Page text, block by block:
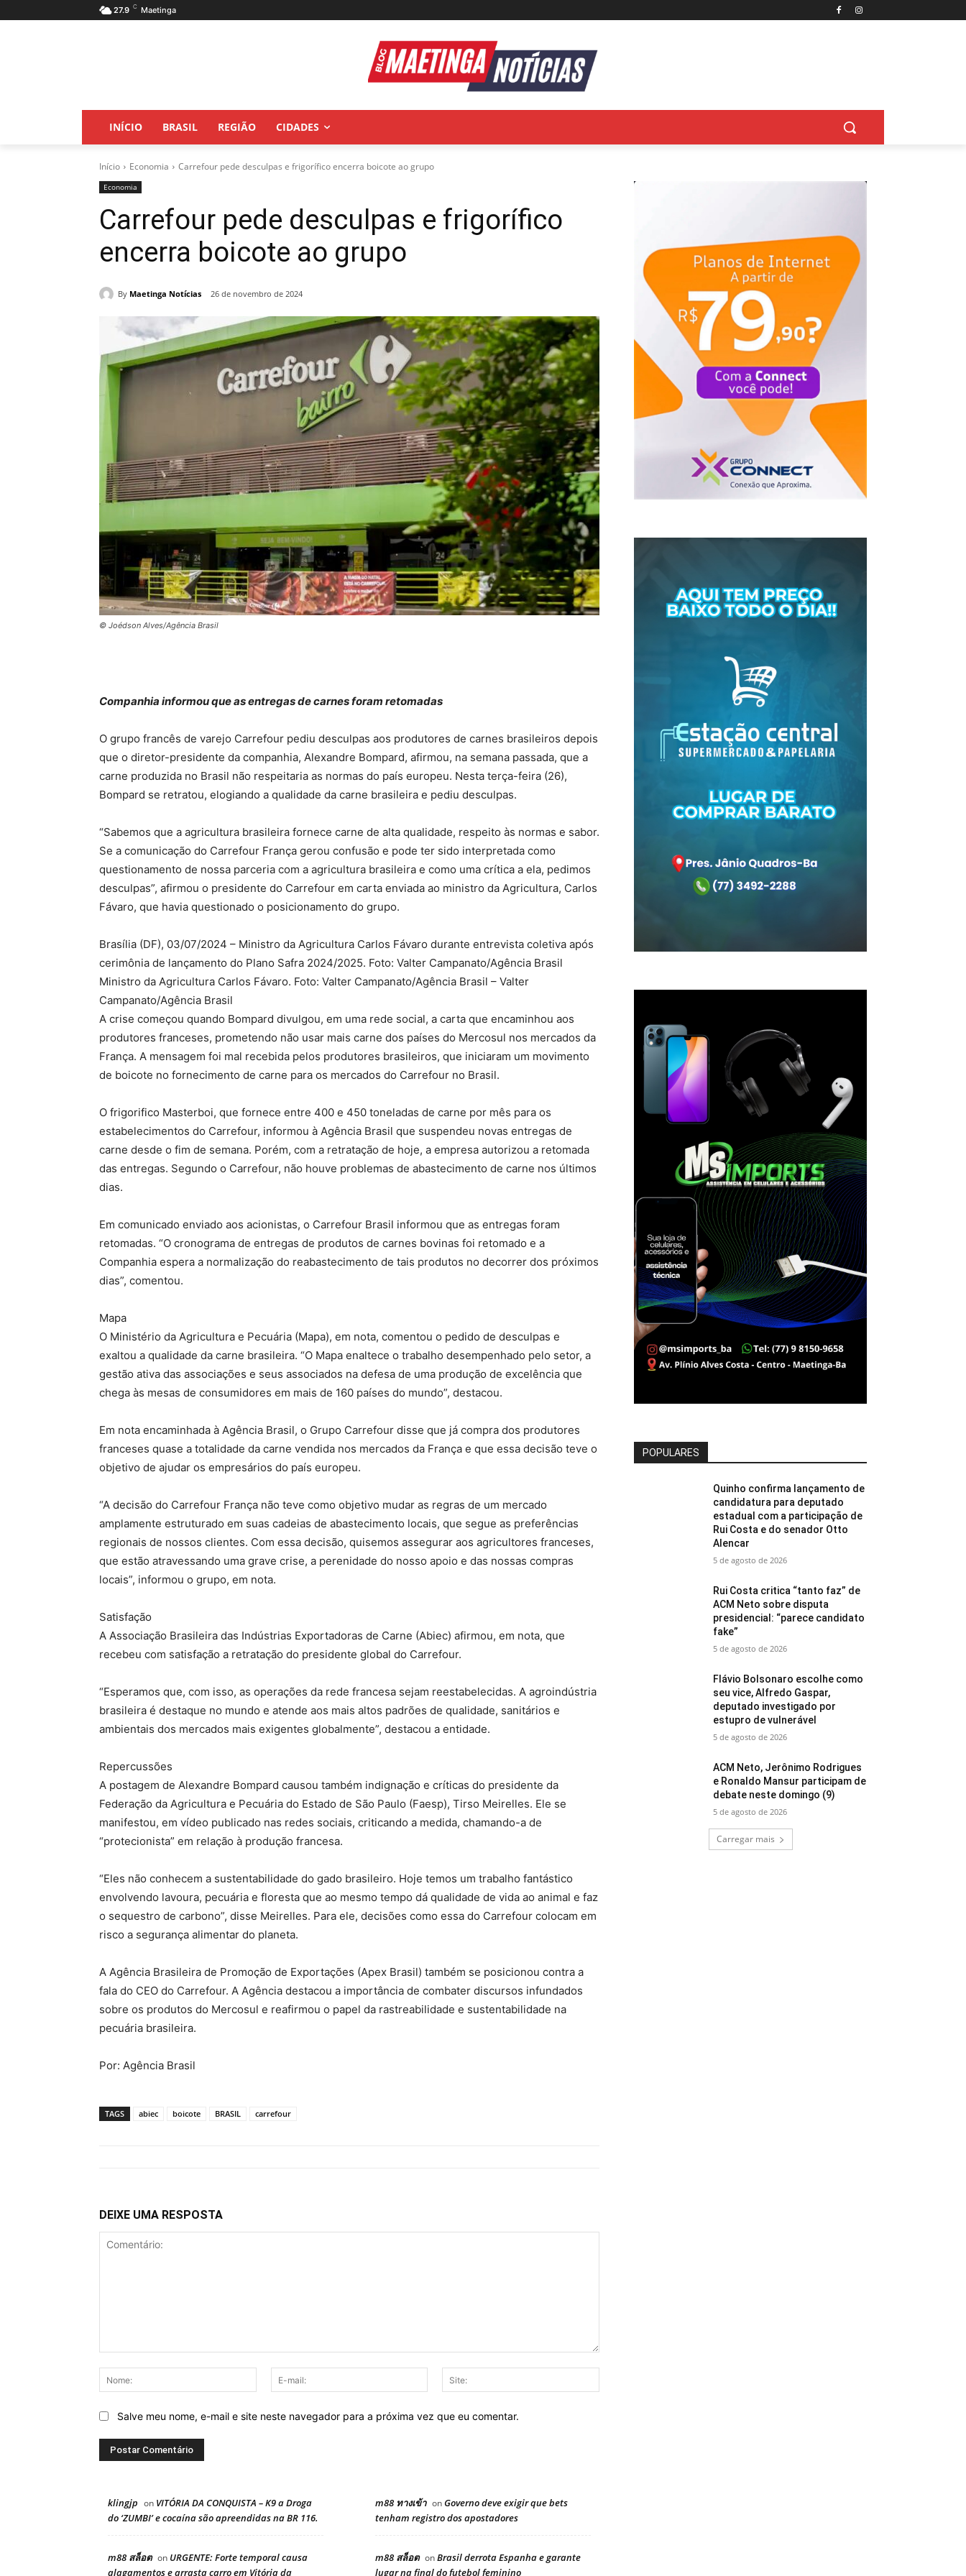
27.9 C Maetinga
INÍCIO BRASIL REGIÃO CIDADES
Início Economia Carrefour pede desculpas e frigorífico encerra boicote ao grupo
Economia
Carrefour pede desculpas e frigorífico
encerra boicote ao grupo
By Maetinga Notícias 26 de novembro de 2024
© Joédson Alves/Agência Brasil
Companhia informou que as entregas de carnes foram retomadas
O grupo francês de varejo Carrefour pediu desculpas aos produtores de carnes brasileiros depois
que o diretor-presidente da companhia, Alexandre Bompard, afirmou, na semana passada, que a
carne produzida no Brasil não respeitaria as normas do país europeu. Nesta terça-feira (26),
Bompard se retratou, elogiando a qualidade da carne brasileira e pediu desculpas.
“Sabemos que a agricultura brasileira fornece carne de alta qualidade, respeito às normas e sabor.
Se a comunicação do Carrefour França gerou confusão e pode ter sido interpretada como
questionamento de nossa parceria com a agricultura brasileira e como uma crítica a ela, pedimos
desculpas”, afirmou o presidente do Carrefour em carta enviada ao ministro da Agricultura, Carlos
Fávaro, que havia questionado o posicionamento do grupo.
Brasília (DF), 03/07/2024 – Ministro da Agricultura Carlos Fávaro durante entrevista coletiva após
cerimônia de lançamento do Plano Safra 2024/2025. Foto: Valter Campanato/Agência Brasil
Ministro da Agricultura Carlos Fávaro. Foto: Valter Campanato/Agência Brasil – Valter
Campanato/Agência Brasil
A crise começou quando Bompard divulgou, em uma rede social, a carta que encaminhou aos
produtores franceses, prometendo não usar mais carne dos países do Mercosul nos mercados da
França. A mensagem foi mal recebida pelos produtores brasileiros, que iniciaram um movimento
de boicote no fornecimento de carne para os mercados do Carrefour no Brasil.
O frigorifico Masterboi, que fornece entre 400 e 450 toneladas de carne por mês para os
estabelecimentos do Carrefour, informou à Agência Brasil que suspendeu novas entregas de
carne desde o fim de semana. Porém, com a retratação de hoje, a empresa autorizou a retomada
das entregas. Segundo o Carrefour, não houve problemas de abastecimento de carne nos últimos
dias.
Em comunicado enviado aos acionistas, o Carrefour Brasil informou que as entregas foram
retomadas. “O cronograma de entregas de produtos de carnes bovinas foi retomado e a
Companhia espera a normalização do reabastecimento de tais produtos no decorrer dos próximos
dias”, comentou.
Mapa
O Ministério da Agricultura e Pecuária (Mapa), em nota, comentou o pedido de desculpas e
exaltou a qualidade da carne brasileira. “O Mapa enaltece o trabalho desempenhado pelo setor, a
gestão ativa das associações e seus associados na defesa de uma produção de excelência que
chega às mesas de consumidores em mais de 160 países do mundo”, destacou.
Em nota encaminhada à Agência Brasil, o Grupo Carrefour disse que já compra dos produtores
franceses quase a totalidade da carne vendida nos mercados da França e que essa decisão teve o
objetivo de ajudar os empresários do país europeu.
“A decisão do Carrefour França não teve como objetivo mudar as regras de um mercado
amplamente estruturado em suas cadeias de abastecimento locais, que segue as preferências
regionais de nossos clientes. Com essa decisão, quisemos assegurar aos agricultores franceses,
que estão atravessando uma grave crise, a perenidade do nosso apoio e das nossas compras
locais”, informou o grupo, em nota.
Satisfação
A Associação Brasileira das Indústrias Exportadoras de Carne (Abiec) afirmou, em nota, que
recebeu com satisfação a retratação do presidente global do Carrefour.
“Esperamos que, com isso, as operações da rede francesa sejam reestabelecidas. A agroindústria
brasileira é destaque no mundo e atende aos mais altos padrões de qualidade, sanitários e
ambientais dos mercados mais exigentes globalmente”, destacou a entidade.
Repercussões
A postagem de Alexandre Bompard causou também indignação e críticas do presidente da
Federação da Agricultura e Pecuária do Estado de São Paulo (Faesp), Tirso Meirelles. Ele se
manifestou, em vídeo publicado nas redes sociais, criticando a medida, chamando-a de
“protecionista” em relação à produção francesa.
“Eles não conhecem a sustentabilidade do gado brasileiro. Hoje temos um trabalho fantástico
envolvendo lavoura, pecuária e floresta que ao mesmo tempo dá qualidade de vida ao animal e faz
o sequestro de carbono”, disse Meirelles. Para ele, decisões como essa do Carrefour colocam em
risco a segurança alimentar do planeta.
A Agência Brasileira de Promoção de Exportações (Apex Brasil) também se posicionou contra a
fala do CEO do Carrefour. A Agência destacou a importância de combater discursos infundados
sobre os produtos do Mercosul e reafirmou o papel da rastreabilidade e sustentabilidade na
pecuária brasileira.
Por: Agência Brasil
TAGS abiec boicote BRASIL carrefour
DEIXE UMA RESPOSTA
Nome:
mail:
Salve meu nome, e-mail e site neste navegador para a próxima vez que eu comentar.
klingjp on VITÓRIA DA CONQUISTA – K9 a Droga
do ‘ZUMBI’ e cocaína são apreendidas na BR 116.
m88 ทางเข้า onGoverno deve exigir que bets
tenham registro dos apostadores
m88 สล็อต on URGENTE: Forte temporal causa
alagamentos e arrasta carro em Vitória da
m88 สล็อต onBrasil derrota Espanha e garante
lugar na final do futebol feminino
POPULARES
Quinho confirma lançamento de
candidatura para deputado
estadual com a participação de
Rui Costa e do senador Otto
Alencar
5 de agosto de 2026
Rui Costa critica “tanto faz” de
ACM Neto sobre disputa
presidencial: “parece candidato
fake”
5 de agosto de 2026
Flávio Bolsonaro escolhe como
seu vice, Alfredo Gaspar,
deputado investigado por
estupro de vulnerável
5 de agosto de 2026
ACM Neto, Jerônimo Rodrigues
e Ronaldo Mansur participam de
debate neste domingo (9)
5 de agosto de 2026
Carregar mais